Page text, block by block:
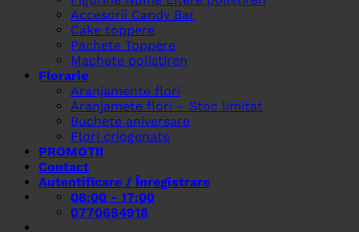
Accesorii Candy Bar
Cake toppere
Pachete Toppere
Machete polistiren
Florarie
Aranjamente flori
Aranjamete flori – Stoc limitat
Buchete aniversare
Flori criogenate
PROMOTII
Contact
Autentificare / Înregistrare
08:00 - 17:00
0770684918